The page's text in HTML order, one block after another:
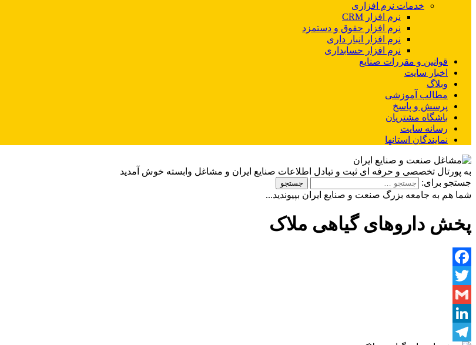
خدمات نرم افزاری
نرم افزار CRM
نرم افزار حقوق و دستمزد
نرم افزار انبار داری
نرم افزار حسابداری
قوانین و مقررات صنایع
اخبار سایت
وبلاگ
مطالب آموزشی
پرسش و پاسخ
باشگاه مشتریان
رسانه سایت
نمایندگان استانها
به پورتال تخصصی و حرفه ای ثبت و تبادل اطلاعات صنایع ایران و مشاغل وابسته خوش آمدید
جستجو برای:
شما هم به جامعه بزرگ صنعت و صنایع ایران بپیوندید...
پخش داروهای گیاهی ملاک
Facebook
Twitter
Gmail
LinkedIn